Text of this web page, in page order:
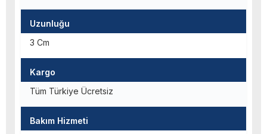
Uzunluğu
3 Cm
Kargo
Tüm Türkiye Ücretsiz
Bakım Hizmeti